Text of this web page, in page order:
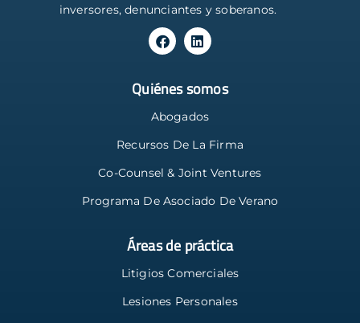
inversores, denunciantes y soberanos.
Quiénes somos
Abogados
Recursos De La Firma
Co-Counsel & Joint Ventures
Programa De Asociado De Verano
Áreas de práctica
Litigios Comerciales
Lesiones Personales